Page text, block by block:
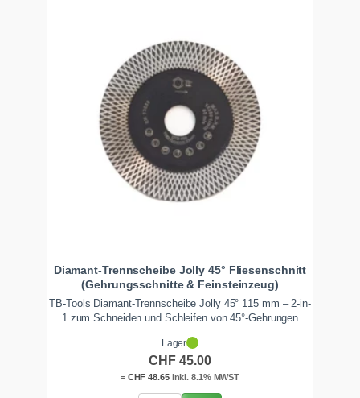
Diamant-Trennscheibe Jolly 45° Fliesenschnitt
(Gehrungsschnitte & Feinsteinzeug)
TB-Tools Diamant-Trennscheibe Jolly 45° 115 mm – 2-in-
1 zum Schneiden und Schleifen von 45°-Gehrungen
100% ausrissfreie Aussenecken im Trockenschnitt.
Lager
CHF 45.00
= CHF 48.65inkl. 8.1% MWST